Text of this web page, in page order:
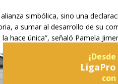
simbólica, sino una
a sumar al desarrollo de su
hace única”, señaló Pamela
LigaPro